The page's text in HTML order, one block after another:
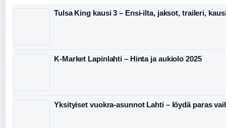
Tulsa King kausi 3 – Ensi-ilta, jaksot, traileri,
K-Market Lapinlahti – Hinta ja aukiolo 2025
Yksityiset vuokra-asunnot Lahti – löydä paras